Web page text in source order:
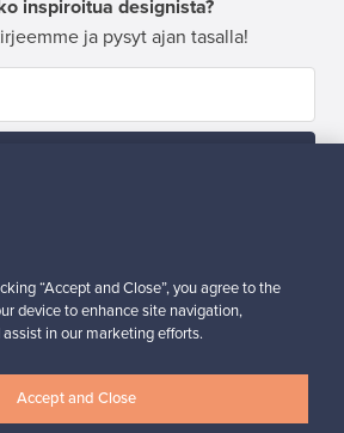
inspiroitua designista?
ja pysyt ajan tasalla!
Turvalliset maksut
“Accept and Close”, you agree to the
device to enhance site navigation,
in our marketing efforts.
Accept and Close